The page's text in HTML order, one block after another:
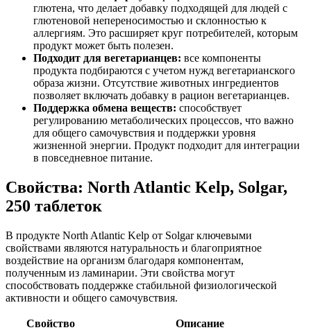
глютена, что делает добавку подходящей для людей с
глютеновой непереносимостью и склонностью к
аллергиям. Это расширяет круг потребителей, которым
продукт может быть полезен.
Подходит для вегетарианцев: все компоненты
продукта подбираются с учетом нужд вегетарианского
образа жизни. Отсутствие животных ингредиентов
позволяет включать добавку в рацион вегетарианцев.
Поддержка обмена веществ: способствует
регулированию метаболических процессов, что важно
для общего самочувствия и поддержки уровня
жизненной энергии. Продукт подходит для интеграции
в повседневное питание.
Свойства: North Atlantic Kelp, Solgar,
250 таблеток
В продукте North Atlantic Kelp от Solgar ключевыми
свойствами являются натуральность и благоприятное
воздействие на организм благодаря компонентам,
полученным из ламинарии. Эти свойства могут
способствовать поддержке стабильной физиологической
активности и общего самочувствия.
Свойство Описание